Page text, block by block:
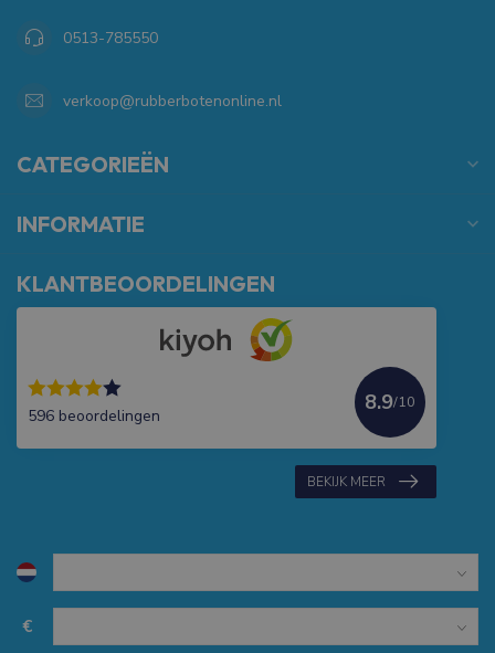
0513-785550
verkoop@rubberbotenonline.nl
CATEGORIEËN
INFORMATIE
KLANTBEOORDELINGEN
596 beoordelingen
8.9/10
BEKIJK MEER
€